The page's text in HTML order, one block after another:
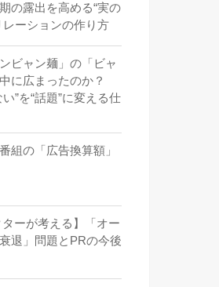
の露出を高める“実の
レーションの作り方
ビャン麺」の「ビャ
に広まったのか？
”を“話題”に変える仕
組の「広告換算額」
ターが考える】「オー
退」問題とPRの今後